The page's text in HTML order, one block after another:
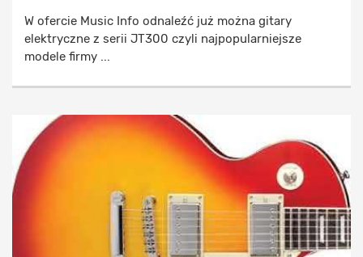
W ofercie Music Info odnaleźć już można gitary
elektryczne z serii JT300 czyli najpopularniejsze
modele firmy ...